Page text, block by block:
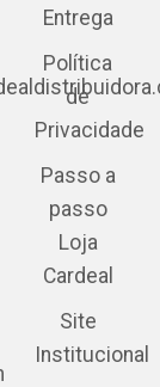
Entrega
Política
de
Privacidade
Passo a
passo
Loja
Cardeal
Site
Institucional